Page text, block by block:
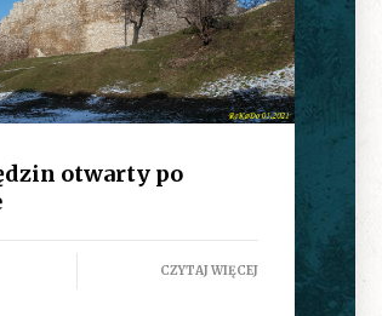
otwarty po
CZYTAJ WIĘCEJ